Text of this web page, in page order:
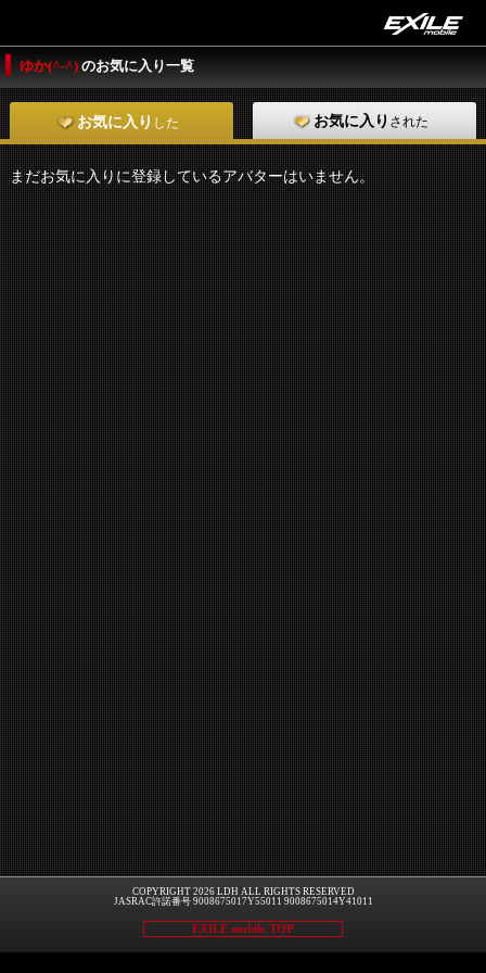
ゆか(^-^) のお気に入り一覧
お気に入り した お気に入り された
まだお気に入りに登録しているアバターはいません。
COPYRIGHT 2026 LDH ALL RIGHTS RESERVED
JASRAC許諾番号 9008675017Y55011 9008675014Y41011
EXILE mobile TOP